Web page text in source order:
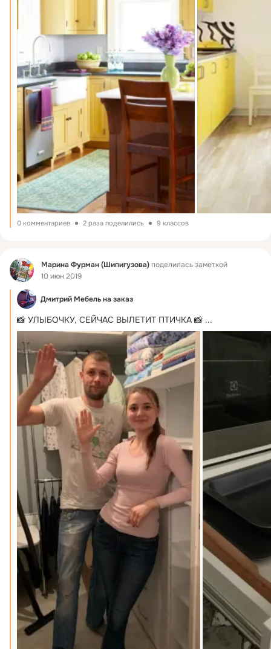
0 комментариев 2 раза поделились 9 классов
Фид Марина Фурман (Шипигузова)поделилась заметкой
10 июн 2019
Дмитрий Мебель на заказ
📸 УЛЫБОЧКУ, СЕЙЧАС ВЫЛЕТИТ ПТИЧКА 📸 ...